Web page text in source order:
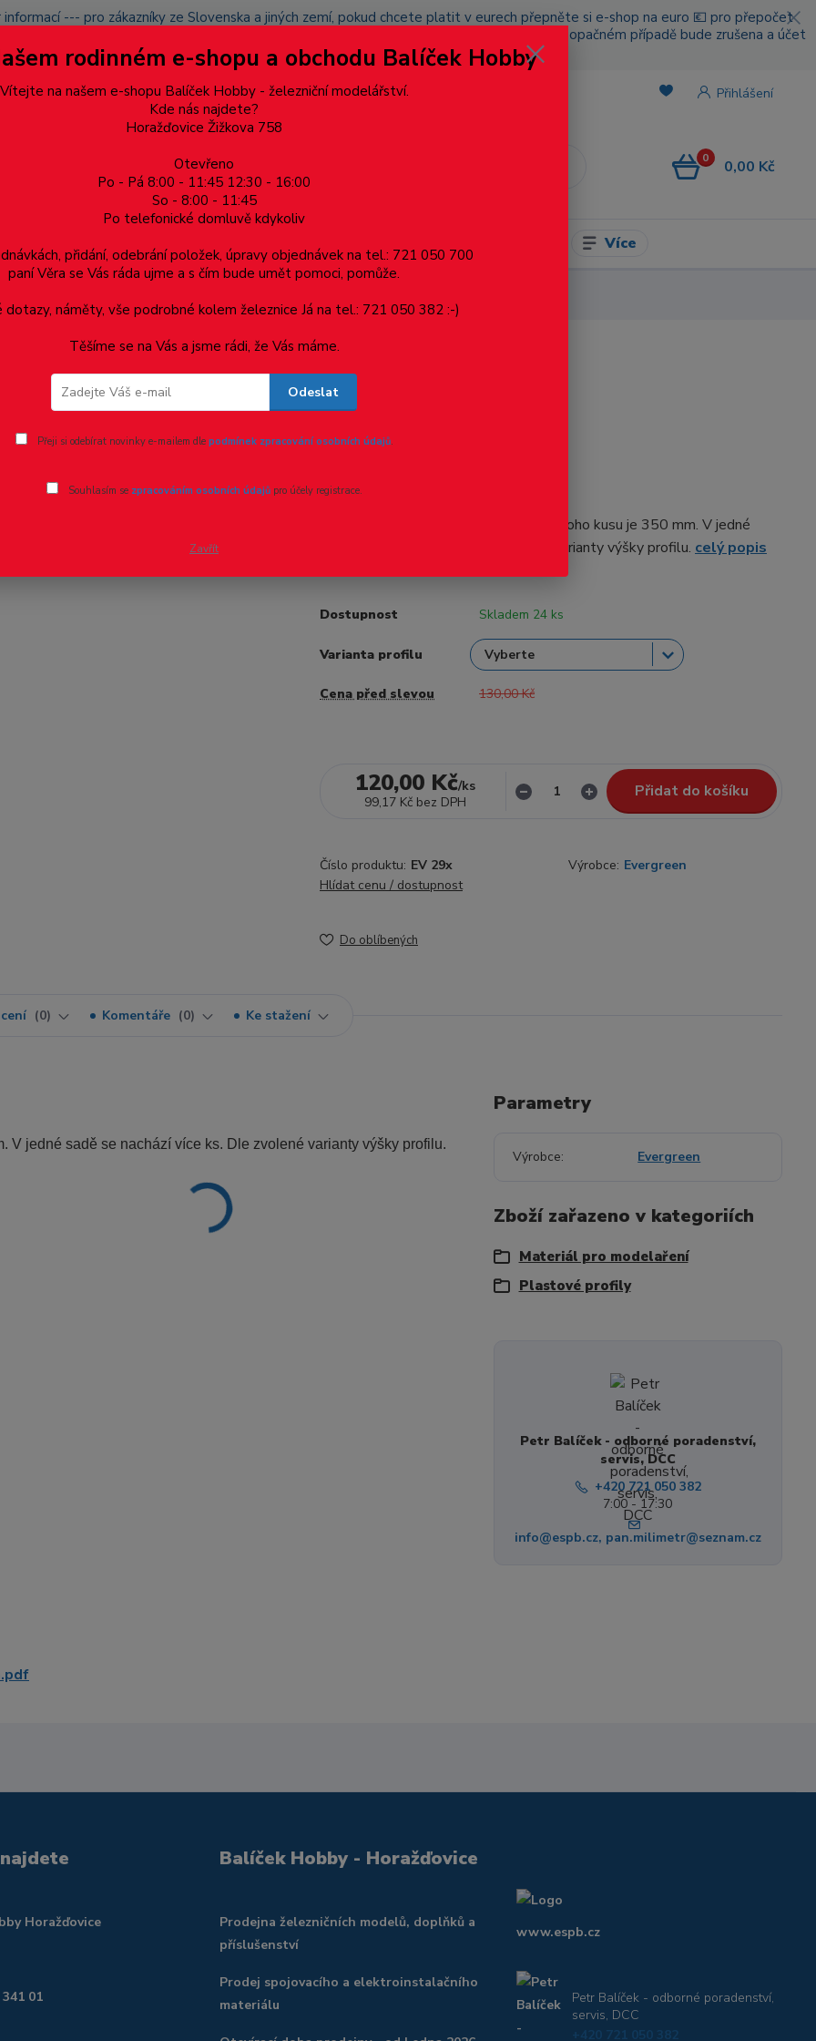
--- pro zákazníky ze Slovenska a jiných zemí, pokud chcete platit v eurech přepněte si e-shop na euro 💶 pro přepočet
nevyzvednete, bude po domluvě zaslána znovu s opětovnou platbou za poštovné, v opačném případě bude zrušena a účet
přidán na blacklist a rušeny následující objednávky.
Více Přihlášení
0 0,00 Kč
Dárkové poukazy, upomínkové předměty Více
- 8 %
Profil L od firmy Evergreen. Délka jednoho kusu je 350 mm. V jedné
sadě se nachází více ks. Dle zvolené varianty výšky profilu. celý popis
Dostupnost Skladem 24 ks
Varianta profilu
Cena před slevou 130,00 Kč
120,00 Kč/ks
99,17 Kč bez DPH
Přidat do košíku
Číslo produktu: EV 29x Výrobce: Evergreen
Hlídat cenu / dostupnost
Do oblíbených
0 Komentáře 0 Ke stažení
V jedné sadě se nachází více ks. Dle zvolené varianty výšky profilu.
Parametry
Výrobce Evergreen
Zboží zařazeno v kategoriích
Materiál pro modelaření
Plastové profily
Petr Balíček - odborné poradenství,
servis, DCC
+420 721 050 382
7:00 - 17:30
info@espb.cz, pan.milimetr@seznam.cz
Horažďovice
01
Balíček Hobby - Horažďovice
Prodejna železničních modelů, doplňků a
příslušenství
Prodej spojovacího a elektroinstalačního
materiálu
www.espb.cz
Petr Balíček - odborné poradenství,
servis, DCC
+420 721 050 382
rodinném e-shopu a obchodu Balíček Hobby
Vítejte na našem e-shopu Balíček Hobby - železniční modelářství.
Kde nás najdete?
Horažďovice Žižkova 758
Otevřeno
Po - Pá 8:00 - 11:45 12:30 - 16:00
So - 8:00 - 11:45
Po telefonické domluvě kdykoliv
přidání, odebrání položek, úpravy objednávek na tel.: 721 050 700
paní Věra se Vás ráda ujme a s čím bude umět pomoci, pomůže.
dotazy, náměty, vše podrobné kolem železnice Já na tel.: 721 050 382 :-)
Těšíme se na Vás a jsme rádi, že Vás máme.
Odeslat
Přeji si odebírat novinky e-mailem dle podmínek zpracování osobních údajů.
Souhlasím se zpracováním osobních údajůpro účely registrace.
Zavřít